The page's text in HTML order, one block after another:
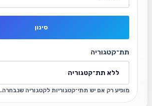
סינון
תת־קטגוריה
מופיע רק אם יש תתי־קטגוריות לקטגוריה שנבחרה.